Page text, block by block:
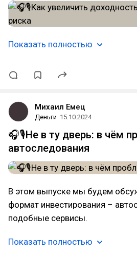
Показать полностью
Михаил Емец
Деньги 15.10.2024
🎧🎙️Не в ту дверь: в чём
автоследования
В этом выпуске мы будем
формат инвестирования –
подобные сервисы.
Показать полностью